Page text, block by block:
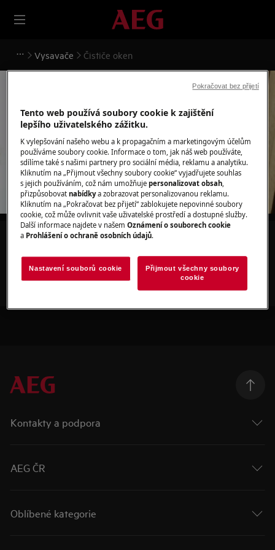
Vysavače Čističe oken
Podpora pro Čističe oken
Hledejte v našich podporných článcích
Kontakty a podpora
AEG ČR
Oblíbené kategorie
Tento web používá soubory cookie k zajištění
lepšího uživatelského zážitku.
K vylepšování našeho webu a k propagačním a marketingovým účelům
používáme soubory cookie. Informace o tom, jak náš web používáte,
sdílíme také s našimi partnery pro sociální média, reklamu a analytiku.
Kliknutím na „Přijmout všechny soubory cookie“ vyjadřujete souhlas
s jejich používáním, což nám umožňujepersonalizovat obsah,
přizpůsobovatnabídkya zobrazovat personalizovanou reklamu.
Kliknutím na „Pokračovat bez přijetí“ zablokujete nepovinné soubory
cookie, což může ovlivnit vaše uživatelské prostředí a dostupné služby.
Další informace najdete v našemOznámení o souborech cookie
a Prohlášení o ochraně osobních údajů.
Nastavení souborů cookie
Přijmout všechny soubory
cookie
Pokračovat bez přijetí